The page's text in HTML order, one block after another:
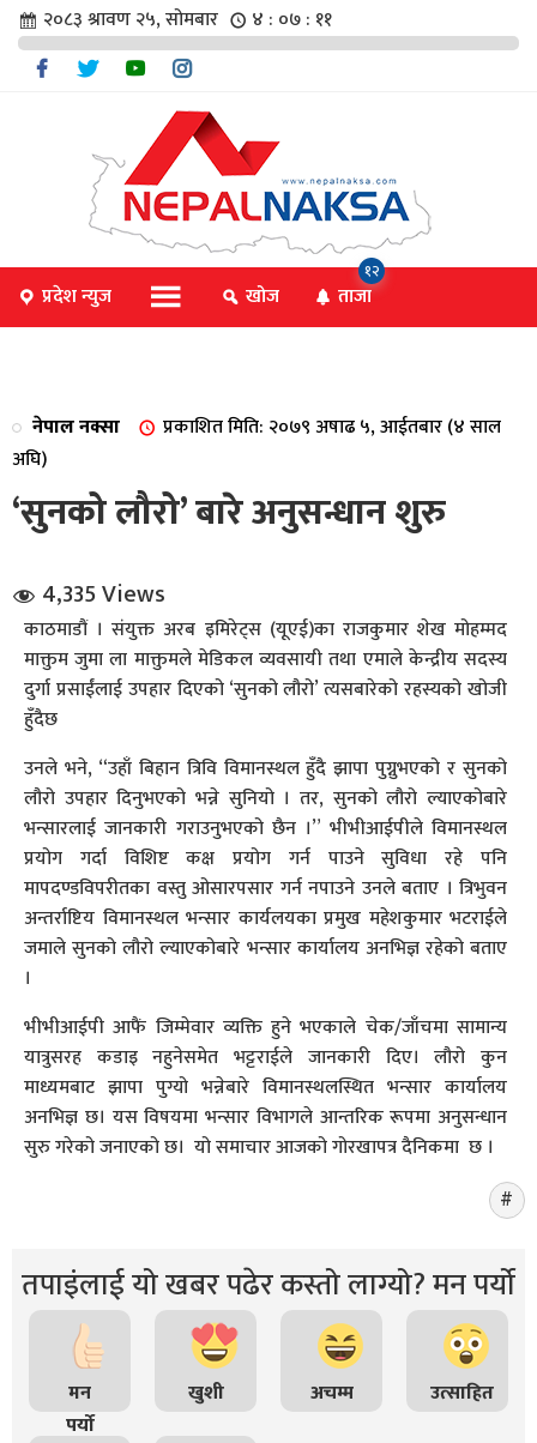
संवाद
२०८३ श्रावण २५, सोमबार ४ : ०७ : १२
प्रदेश न्युज खोज ताजा
१२
नेपाल नक्सा
प्रकाशित मिति: २०७९ अषाढ ५, आईतबार (४ साल
अघि)
‘सुनको लौरो’ बारे अनुसन्धान शुरु
4,335 Views
काठमाडौं । संयुक्त अरब इमिरेट्स (यूएई)का राजकुमार शेख मोहम्मद
माक्तुम जुमा ला माक्तुमले मेडिकल व्यवसायी तथा एमाले केन्द्रीय सदस्य
दुर्गा प्रसाईंलाई उपहार दिएको ‘सुनको लौरो’ त्यसबारेको रहस्यको खोजी
हुँदैछ
उनले भने, “उहाँ बिहान त्रिवि विमानस्थल हुँदै झापा पुग्नुभएको र सुनको
लौरो उपहार दिनुभएको भन्ने सुनियो । तर, सुनको लौरो ल्याएकोबारे
भन्सारलाई जानकारी गराउनुभएको छैन ।” भीभीआईपीले विमानस्थल
प्रयोग गर्दा विशिष्ट कक्ष प्रयोग गर्न पाउने सुविधा रहे पनि
मापदण्डविपरीतका वस्तु ओसारपसार गर्न नपाउने उनले बताए । त्रिभुवन
अन्तर्राष्टिय विमानस्थल भन्सार कार्यलयका प्रमुख महेशकुमार भटराईले
जमाले सुनको लौरो ल्याएकोबारे भन्सार कार्यालय अनभिज्ञ रहेको बताए
।
भीभीआईपी आफैं जिम्मेवार व्यक्ति हुने भएकाले चेक/जाँचमा सामान्य
यात्रुसरह कडाइ नहुनेसमेत भट्टराईले जानकारी दिए। लौरो कुन
माध्यमबाट झापा पुग्यो भन्नेबारे विमानस्थलस्थित भन्सार कार्यालय
अनभिज्ञ छ। यस विषयमा भन्सार विभागले आन्तरिक रूपमा अनुसन्धान
सुरु गरेको जनाएको छ। यो समाचार आजको गोरखापत्र दैनिकमा छ ।
तपाइंलाई यो खबर पढेर कस्तो लाग्यो? मन पर्यो
मन
पर्यो
खुशी अचम्म उत्साहित